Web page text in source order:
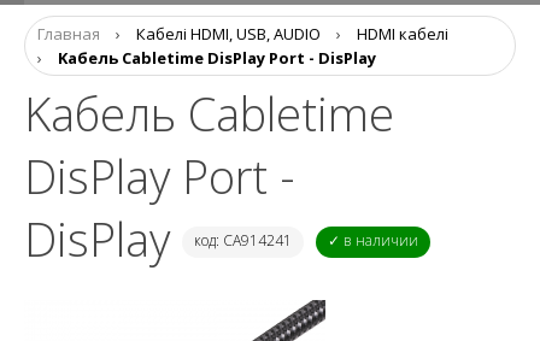
Главная › Кабелі HDMI, USB, AUDIO ›
HDMI кабелі
›
Kабель Cabletime DisPlay Port - DisPlay
Kабель Cabletime
DisPlay Port -
DisPlay
код: CA914241 ✓ в наличии